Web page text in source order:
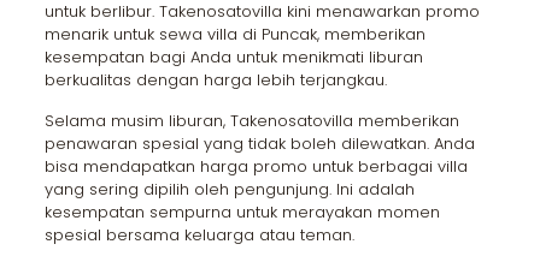
untuk berlibur. Takenosatovilla kini menawarkan promo
menarik untuk sewa villa di Puncak, memberikan
kesempatan bagi Anda untuk menikmati liburan
berkualitas dengan harga lebih terjangkau.
Selama musim liburan, Takenosatovilla memberikan
penawaran spesial yang tidak boleh dilewatkan. Anda
bisa mendapatkan harga promo untuk berbagai villa
yang sering dipilih oleh pengunjung. Ini adalah
kesempatan sempurna untuk merayakan momen
spesial bersama keluarga atau teman.